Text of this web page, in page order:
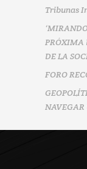
Tribunas
PRÓXIMA
DE LA
FORO